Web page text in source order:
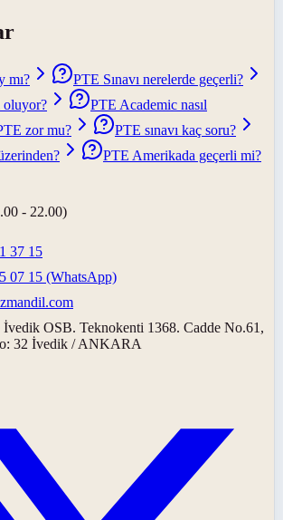
mı?
PTE Sınavı nerelerde geçerli?
oluyor?
PTE Academic nasıl
zor mu?
PTE sınavı kaç soru?
PTE Amerikada geçerli mi?
- 22.00)
37 15
07 15 (WhatsApp)
İvedik OSB. Teknokenti 1368. Cadde No.61,
32 İvedik / ANKARA